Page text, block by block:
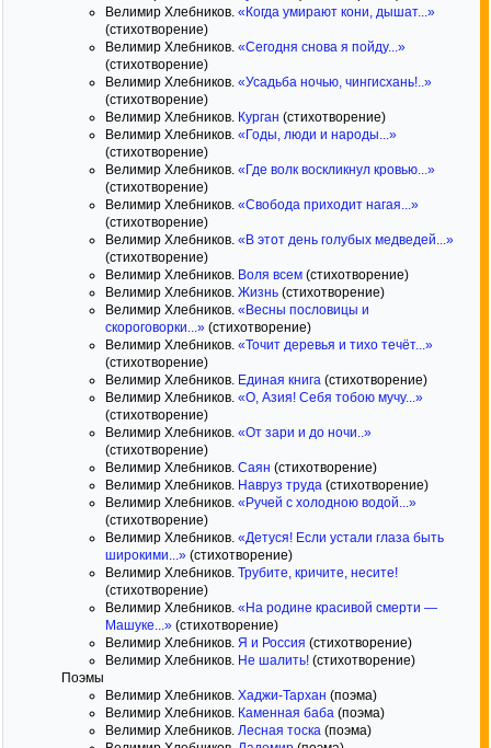
Велимир Хлебников. «Когда умирают кони, дышат...»
(стихотворение)
Велимир Хлебников. «Сегодня снова я пойду...»
(стихотворение)
Велимир Хлебников. «Усадьба ночью, чингисхань!..»
(стихотворение)
Велимир Хлебников. Курган (стихотворение)
Велимир Хлебников. «Годы, люди и народы...»
(стихотворение)
Велимир Хлебников. «Где волк воскликнул кровью...»
(стихотворение)
Велимир Хлебников. «Свобода приходит нагая...»
(стихотворение)
Велимир Хлебников. «В этот день голубых медведей...»
(стихотворение)
Велимир Хлебников. Воля всем (стихотворение)
Велимир Хлебников. Жизнь (стихотворение)
Велимир Хлебников. «Весны пословицы и
скороговорки...» (стихотворение)
Велимир Хлебников. «Точит деревья и тихо течёт...»
(стихотворение)
Велимир Хлебников. Единая книга (стихотворение)
Велимир Хлебников. «О, Азия! Себя тобою мучу...»
(стихотворение)
Велимир Хлебников. «От зари и до ночи..»
(стихотворение)
Велимир Хлебников. Саян (стихотворение)
Велимир Хлебников. Навруз труда (стихотворение)
Велимир Хлебников. «Ручей с холодною водой...»
(стихотворение)
Велимир Хлебников. «Детуся! Если устали глаза быть
широкими...» (стихотворение)
Велимир Хлебников. Трубите, кричите, несите!
(стихотворение)
Велимир Хлебников. «На родине красивой смерти —
Машуке...» (стихотворение)
Велимир Хлебников. Я и Россия (стихотворение)
Велимир Хлебников. Не шалить! (стихотворение)
Поэмы
Велимир Хлебников. Хаджи-Тархан (поэма)
Велимир Хлебников. Каменная баба (поэма)
Велимир Хлебников. Лесная тоска (поэма)